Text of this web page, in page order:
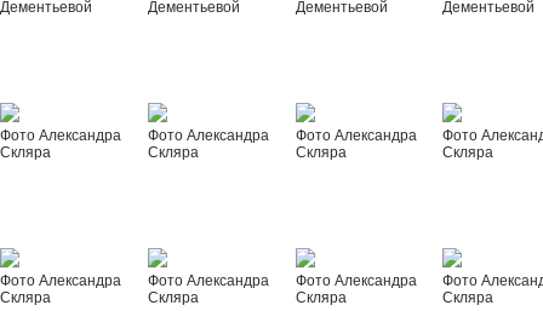
Дементьевой
Дементьевой
Дементьевой
Дементьевой
Фото Александра
Скляра
Фото Александра
Скляра
Фото Александра
Скляра
Фото
Скляра
Фото Александра
Скляра
Фото Александра
Скляра
Фото Александра
Скляра
Фото
Скляра